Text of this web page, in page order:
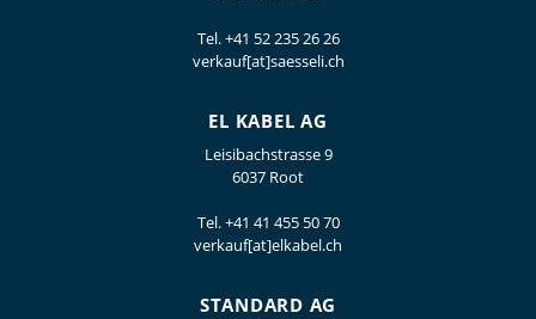
Tel.+41 52 235 26 26
verkauf[at]saesseli.ch
EL KABEL AG
Leisibachstrasse 9
6037 Root
Tel.+41 41 455 50 70
verkauf[at]elkabel.ch
STANDARD AG